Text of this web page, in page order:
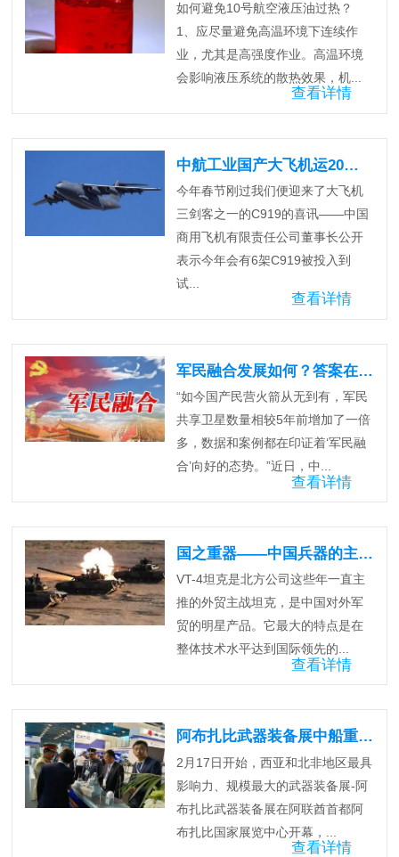
如何避免10号航空液压油过热？
1、应尽量避免高温环境下连续作
业，尤其是高强度作业。高温环境
会影响液压系统的散热效果，机...
查看详情
中航工业国产大飞机运20新消息
今年春节刚过我们便迎来了大飞机
三剑客之一的C919的喜讯——中国
商用飞机有限责任公司董事长公开
表示今年会有6架C919被投入到
试...
查看详情
军民融合发展如何？答案在这里
“如今国产民营火箭从无到有，军民
共享卫星数量相较5年前增加了一倍
多，数据和案例都在印证着‘军民融
合’向好的态势。”近日，中...
查看详情
国之重器——中国兵器的主战坦克简述
VT-4坦克是北方公司这些年一直主
推的外贸主战坦克，是中国对外军
贸的明星产品。它最大的特点是在
整体技术水平达到国际领先的...
查看详情
阿布扎比武器装备展中船重工大放异彩
2月17日开始，西亚和北非地区最具
影响力、规模最大的武器装备展-阿
布扎比武器装备展在阿联酋首都阿
布扎比国家展览中心开幕，...
查看详情